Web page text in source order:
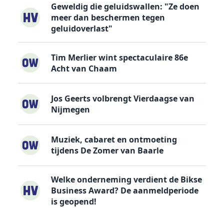
Geweldig die geluidswallen: "Ze doen
meer dan beschermen tegen
geluidoverlast"
Tim Merlier wint spectaculaire 86e
Acht van Chaam
Jos Geerts volbrengt Vierdaagse van
Nijmegen
Muziek, cabaret en ontmoeting
tijdens De Zomer van Baarle
Welke onderneming verdient de Bikse
Business Award? De aanmeldperiode
is geopend!